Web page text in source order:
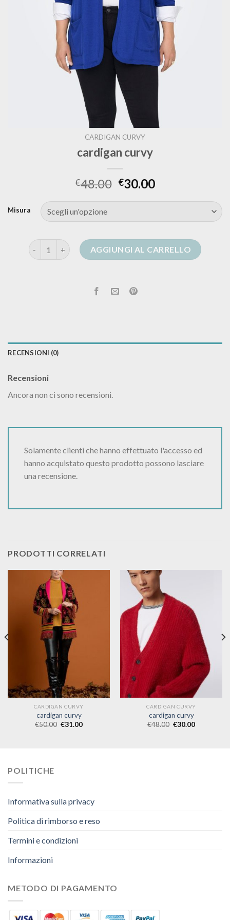
CARDIGAN CURVY
cardigan curvy
€48.00 €30.00
Misura
cardigan curvy quantitàAGGIUNGI AL CARRELLO
RECENSIONI (0)
Recensioni
Ancora non ci sono recensioni.
Solamente clienti che hanno effettuato l'accesso ed
hanno acquistato questo prodotto possono lasciare
una recensione.
PRODOTTI CORRELATI
CARDIGAN CURVY
cardigan curvy
€50.00 €31.00
CARDIGAN CURVY
cardigan curvy
€48.00 €30.00
POLITICHE
Informativa sulla privacy
Politica di rimborso e reso
Termini e condizioni
Informazioni
METODO DI PAGAMENTO